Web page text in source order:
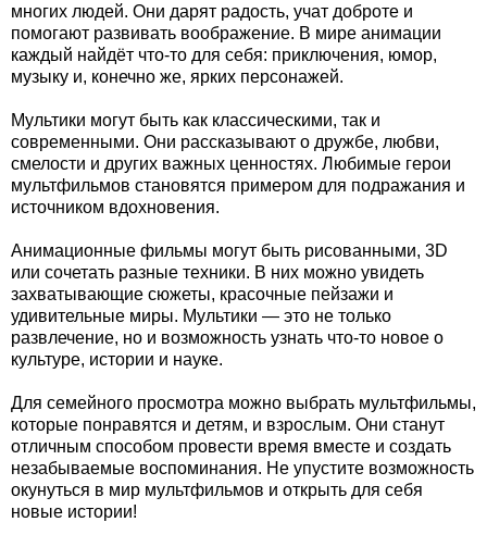
многих людей. Они дарят радость, учат доброте и
помогают развивать воображение. В мире анимации
каждый найдёт что-то для себя: приключения, юмор,
музыку и, конечно же, ярких персонажей.
Мультики могут быть как классическими, так и
современными. Они рассказывают о дружбе, любви,
смелости и других важных ценностях. Любимые герои
мультфильмов становятся примером для подражания и
источником вдохновения.
Анимационные фильмы могут быть рисованными, 3D
или сочетать разные техники. В них можно увидеть
захватывающие сюжеты, красочные пейзажи и
удивительные миры. Мультики — это не только
развлечение, но и возможность узнать что-то новое о
культуре, истории и науке.
Для семейного просмотра можно выбрать мультфильмы,
которые понравятся и детям, и взрослым. Они станут
отличным способом провести время вместе и создать
незабываемые воспоминания. Не упустите возможность
окунуться в мир мультфильмов и открыть для себя
новые истории!